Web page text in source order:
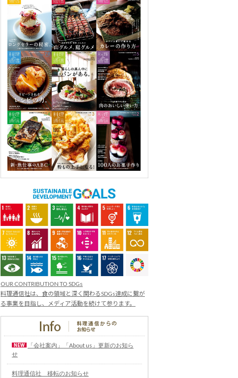
OUR CONTRIBUTION TO SDGs
料理通信社は、食の領域と深く関わるSDGs達成に繋が
る事業を目指し、メディア活動を続けて参ります。
「会社案内」「About us」更新のお知ら
せ
料理通信社 移転のお知らせ